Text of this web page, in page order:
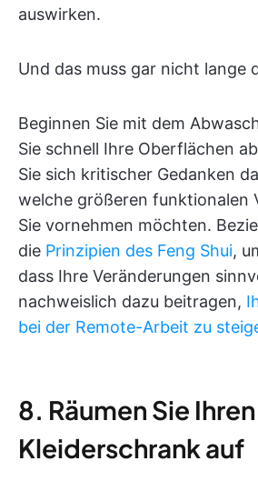
auswirken.
Und das muss gar nicht lange
Beginnen Sie mit dem
Sie schnell Ihre Oberflächen
Sie sich kritischer Gedanken
welche größeren funktionalen
Sie vornehmen möchten.
die Prinzipien des Feng Shui,
dass Ihre Veränderungen
nachweislich dazu beitragen,
bei der Remote-Arbeit zu
8. Räumen Sie Ihren
Kleiderschrank auf